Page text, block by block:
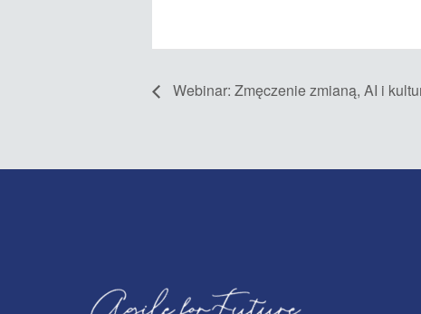
Webinar: Zmęczenie zmianą, AI i